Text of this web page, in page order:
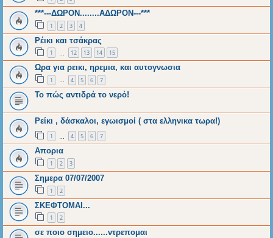
***---ΔΩΡΟΝ........ΑΔΩΡΟΝ---***
1 2 3 4
Ρέικι και τσάκρας
1 12 13 14 15
Ωρα για ρεικι, ηρεμια, και αυτογνωσια
1 … 4 5 6 7
Το πώς αντιδρά το νερό!
Ρείκι , δάσκαλοι, εγωισμοί ( στα ελληνικα τωρα!)
1 4 5 6 7
Απορια
1 2 3
Σημερα 07/07/2007
1 2
ΣΚΕΦΤΟΜΑΙ...
1 2
σε ποιο σημειο......ντρεπομαι